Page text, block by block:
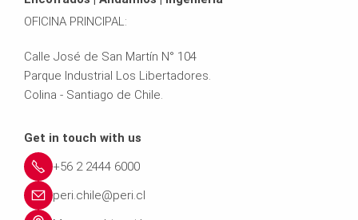
OFICINA PRINCIPAL:
Calle José de San Martín N° 104
Parque Industrial Los Libertadores.
Colina - Santiago de Chile.
Get in touch with us
+56 2 2444 6000
peri.chile@peri.cl